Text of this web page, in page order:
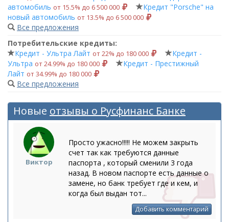
автомобиль от 15.5% до 6 500 000
Кредит "Porsche" на
новый автомобиль от 13.5% до 6 500 000
Все предложения
Потребительские кредиты:
Кредит - Ультра Лайт от 22% до 180 000
Кредит -
Ультра от 24.99% до 180 000
Кредит - Престижный
Лайт от 34.99% до 180 000
Все предложения
Новые отзывы о Русфинанс Банке
Виктор
Просто ужасно!!!!! Не можем закрыть
счет так как требуются данные
паспорта , который сменили 3 года
назад. В новом паспорте есть данные о
замене, но банк требует где и кем, и
когда был выдан тот...
Добавить комментарий